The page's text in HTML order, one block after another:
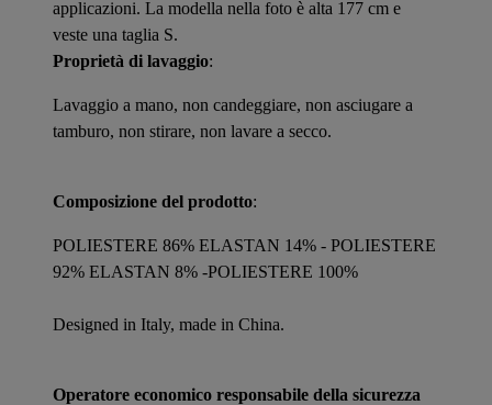
applicazioni. La modella nella foto è alta 177 cm e
veste una taglia S.
Proprietà di lavaggio:
Lavaggio a mano, non candeggiare, non asciugare a
tamburo, non stirare, non lavare a secco.
Composizione del prodotto:
POLIESTERE 86% ELASTAN 14% - POLIESTERE
92% ELASTAN 8% -POLIESTERE 100%
Designed in Italy, made in China.
Operatore economico responsabile della sicurezza